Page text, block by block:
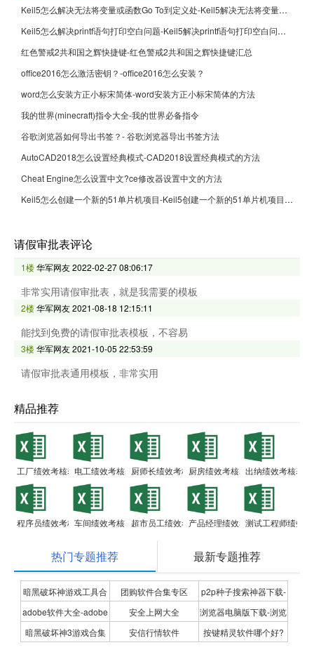
Keil5怎么解决无法将变量或函数Go To到定义处-Keil5解决无法将变量或函数Go To到定义处的方法
Keil5怎么解决printf语句打印空白问题-Keil5解决printf语句打印空白问题的方法
红色警戒2共和国之辉快捷键-红色警戒2共和国之辉快捷键汇总
office2016怎么激活密钥？-office2016怎么安装？
word怎么安装方正小标宋简体-word安装方正小标宋简体的方法
我的世界(minecraft)指令大全-我的世界必备指令
谷歌浏览器如何导出书签？- 谷歌浏览器导出书签方法
AutoCAD2018怎么设置经典模式-CAD2018设置经典模式的方法
Cheat Engine怎么设置中文?ce修改器设置中文的方法
Keil5怎么创建一个新的51单片机项目-Keil5创建一个新的51单片机项目的方法
请假审批表评论
1楼华军网友2022-02-27 08:06:17
非常实用请假审批表，就是我需要的模板
2楼华军网友2021-08-18 12:15:11
能找到免费的请假审批表模板，不容易
3楼华军网友2021-10-05 22:53:59
请假审批表通用模板，非常实用
精品推荐
工厂绩效考核表电工绩效考核表厨师长绩效考核表厨房绩效考核表出纳绩效考核表
程序员绩效考核表车间绩效考核表超市员工绩效考核表产品经理绩效考核表测试工程师绩效
热门专题推荐 最新专题推荐
暗黑破坏神游戏工具合
集
团购软件合集专区
p2p种子搜索神器下载-
P2P种子搜索神器专题
adobe软件大全-adobe
全系列软件下载-adobe
安全上网大全
浏览器电脑版下载-浏览
器下载合集
暗黑破坏神3游戏合集 安信行情软件
按键精灵软件哪个好?